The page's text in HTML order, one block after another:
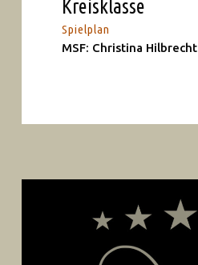
Kreisklasse
Spielplan
MSF: Christina Hilbrecht